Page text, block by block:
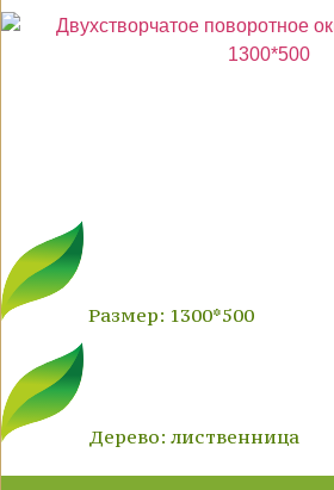
Размер: 1300*500
Дерево: лиственница